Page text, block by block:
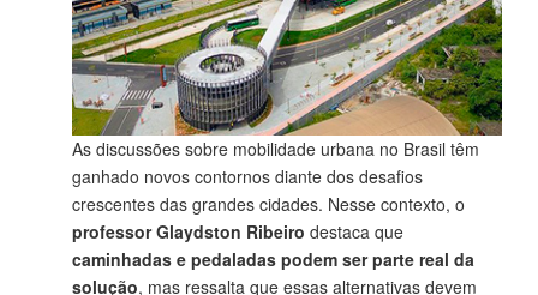
As discussões sobre mobilidade urbana no Brasil têm
ganhado novos contornos diante dos desafios
crescentes das grandes cidades. Nesse contexto, o
professor Glaydston Ribeiro destaca que
caminhadas e pedaladas podem ser parte real da
solução, mas ressalta que essas alternativas devem